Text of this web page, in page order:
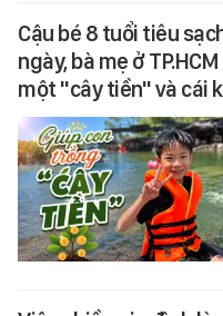
Cậu bé 8 tuổi tiêu
ngày, bà mẹ ở
một "cây tiền" và cái